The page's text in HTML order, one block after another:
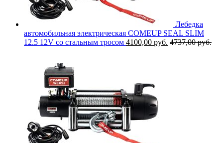
Лебедка
автомобильная электрическая COMEUP SEAL SLIM
12.5 12V со стальным тросом 4100,00 руб. 4737,00руб.